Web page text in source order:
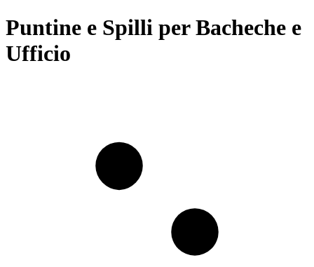
Puntine e Spilli per Bacheche e
Ufficio